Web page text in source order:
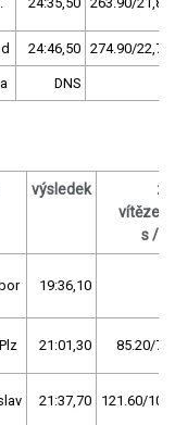
24:46,50 274.90/22,7
DNS
výsledek
za
vítězem
s / %
19:36,10
21:01,30 85.20/7,2
21:37,70 121.60/10,3